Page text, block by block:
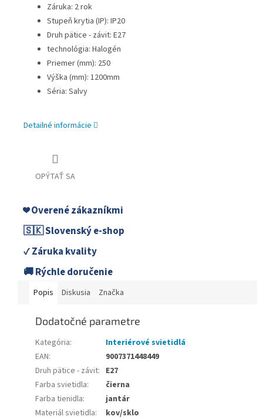
Záruka: 2 rok
Stupeň krytia (IP): IP20
Druh pätice - závit: E27
technológia: Halogén
Priemer (mm): 250
Výška (mm): 1200mm
Séria: Salvy
Detailné informácie
OPÝTAŤ SA
❤️ Overené zákazníkmi
🇸🇰 Slovenský e-shop
✓ Záruka kvality
🚚 Rýchle doručenie
Popis Diskusia Značka
Dodatočné parametre
Kategória:
Interiérové svietidlá
EAN:
9007371448449
Druh pätice - závit: E27
Farba svietidla:
čierna
Farba tienidla:
jantár
Materiál svietidla:
kov/sklo